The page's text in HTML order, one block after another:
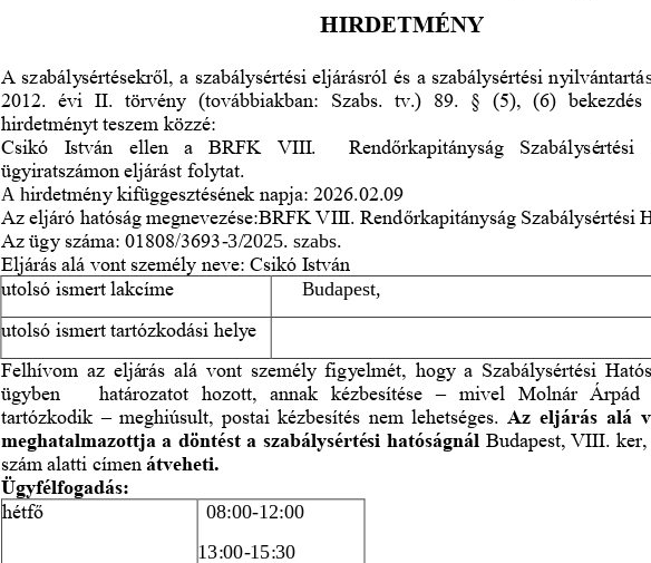
HIRDETMÉNY
A szabálysértésekről, a szabálysértési eljárásról és a szabálysértési nyilvántartá
2012.  évi  II.  törvény  (továbbiakban:  Szabs.  tv.)  89.  §  (5),  (6)  bekezdés
hirdetményt teszem közzé:
Csikó  István  ellen  a  BRFK  VIII.    Rendőrkapitányság  Szabálysértési
ügyiratszámon eljárást folytat.
A hirdetmény kifüggesztésének napja: 2026.02.09
Az eljáró hatóság megnevezése:BRFK VIII. Rendőrkapitányság Szabálysértési
Az ügy száma: 01808/3693-3/2025. szabs.
Eljárás alá vont személy neve: Csikó István
utolsó ismert lakcíme
Budapest,
utolsó ismert tartózkodási helye
Felhívom az eljárás alá vont személy figyelmét, hogy a Szabálysértési
ügyben      határozatot  hozott,  annak  kézbesítése – mivel  Molnár  Árpád
tartózkodik – meghiúsult, postai kézbesítés nem lehetséges.
Az eljárás alá
meghatalmazottja a döntést a szabálysértési hatóságnál Budapest, VIII.
szám alatti címen átveheti.
Ügyfélfogadás:
hétfő 08:00-12:00
13:00-15:30